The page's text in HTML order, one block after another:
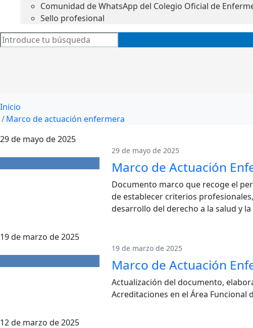
Comunidad de WhatsApp del Colegio Oficial de
Sello profesional
Inicio
Marco de actuación enfermera
29 de mayo de 2025
29 de mayo de 2025
Marco de Actuación
Documento marco que recoge el
de establecer criterios
desarrollo del derecho a la salud y
19 de marzo de 2025
19 de marzo de 2025
Marco de Actuación
Actualización del documento,
Acreditaciones en el Área Funcional
12 de marzo de 2025